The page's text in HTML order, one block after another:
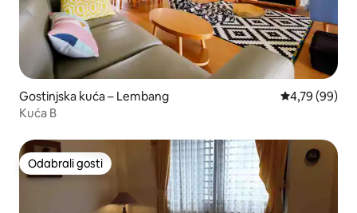
Gostinjska kuća – Lembang Prosječna
4,79 (99)
Kuća B
Odabrali gosti
Odabrali gosti